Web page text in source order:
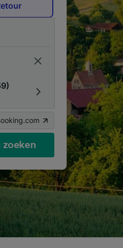
zoeken